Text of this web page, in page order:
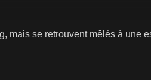
mais se retrouvent mêlés à une